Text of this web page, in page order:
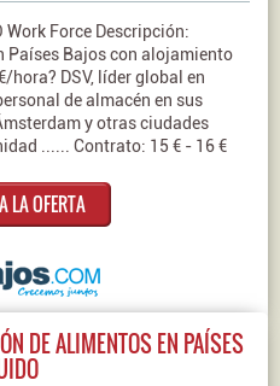
Work Force Descripción:
Países Bajos con alojamiento
hora? DSV, líder global en
de almacén en sus
y otras ciudades
...... Contrato: 15 € - 16 €
LA OFERTA
DE ALIMENTOS EN PAÍSES